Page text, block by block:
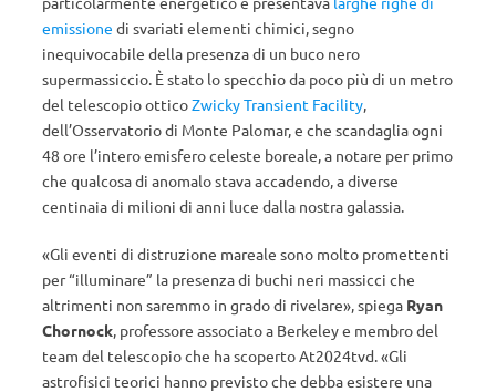
emissione di svariati elementi chimici, segno
inequivocabile della presenza di un buco nero
supermassiccio. È stato lo specchio da poco più di un metro
del telescopio otticoZwicky Transient Facility
dell’Osservatorio di Monte Palomar, e che scandaglia ogni
48 ore l’intero emisfero celeste boreale, a notare per primo
che qualcosa di anomalo stava accadendo, a diverse
centinaia di milioni di anni luce dalla nostra galassia.
«Gli eventi di distruzione mareale sono molto promettenti
per “illuminare” la presenza di buchi neri massicci che
altrimenti non saremmo in grado di rivelare», spiega Ryan
Chornock , professore associato a Berkeley e membro del
team del telescopio che ha scoperto At2024tvd. «Gli
astrofisici teorici hanno previsto che debba esistere una